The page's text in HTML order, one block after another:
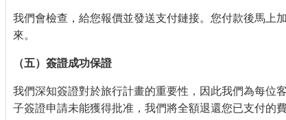
我們會檢查，給您報價並發送支付鏈接。您付款後馬上
來。
（五）簽證成功保證
我們深知簽證對於旅行計畫的重要性，因此我們為每位
子簽證申請未能獲得批准，我們將全額退還您已支付的費